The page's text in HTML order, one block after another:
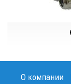
О компании